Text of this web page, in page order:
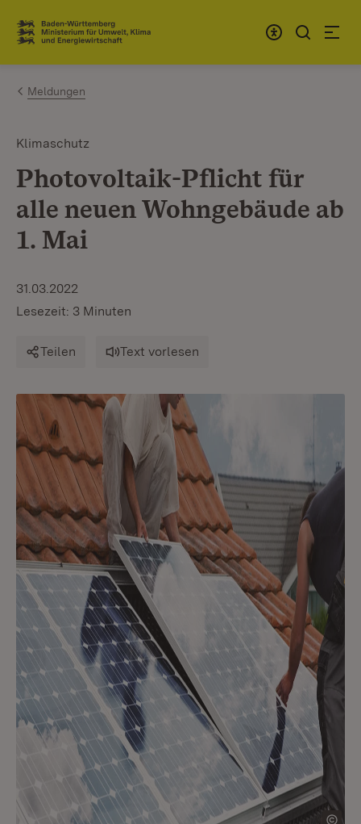
Zum Inhalt springen
Link zur Startseite
Meldungen
Klimaschutz
Photovoltaik-Pflicht für
alle neuen Wohngebäude ab
1. Mai
31.03.2022
Lesezeit: 3 Minuten
Teilen Text vorlesen